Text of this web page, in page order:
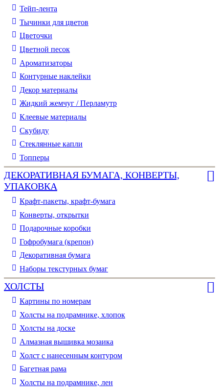
Тейп-лента
Тычинки для цветов
Цветочки
Цветной песок
Ароматизаторы
Контурные наклейки
Декор материалы
Жидкий жемчуг / Перламутр
Клеевые материалы
Скубиду
Стеклянные капли
Топперы
ДЕКОРАТИВНАЯ БУМАГА, КОНВЕРТЫ,
УПАКОВКА
Крафт-пакеты, крафт-бумага
Конверты, открытки
Подарочные коробки
Гофробумага (крепон)
Декоративная бумага
Наборы текстурных бумаг
ХОЛСТЫ
Картины по номерам
Холсты на подрамнике, хлопок
Холсты на доске
Алмазная вышивка мозаика
Холст с нанесенным контуром
Багетная рама
Холсты на подрамнике, лен